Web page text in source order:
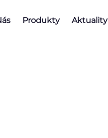
Produkty Aktuality